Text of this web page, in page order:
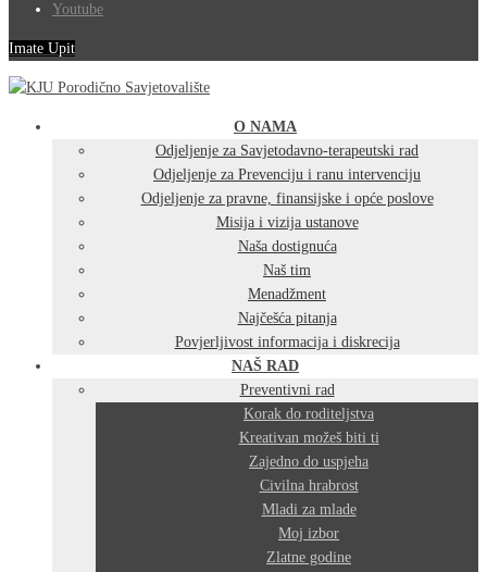
Youtube
Imate Upit
O NAMA
Odjeljenje za Savjetodavno-terapeutski rad
Odjeljenje za Prevenciju i ranu intervenciju
Odjeljenje za pravne, finansijske i opće poslove
Misija i vizija ustanove
Naša dostignuća
Naš tim
Menadžment
Najčešća pitanja
Povjerljivost informacija i diskrecija
NAŠ RAD
Preventivni rad
Korak do roditeljstva
Kreativan možeš biti ti
Zajedno do uspjeha
Civilna hrabrost
Mladi za mlade
Moj izbor
Zlatne godine